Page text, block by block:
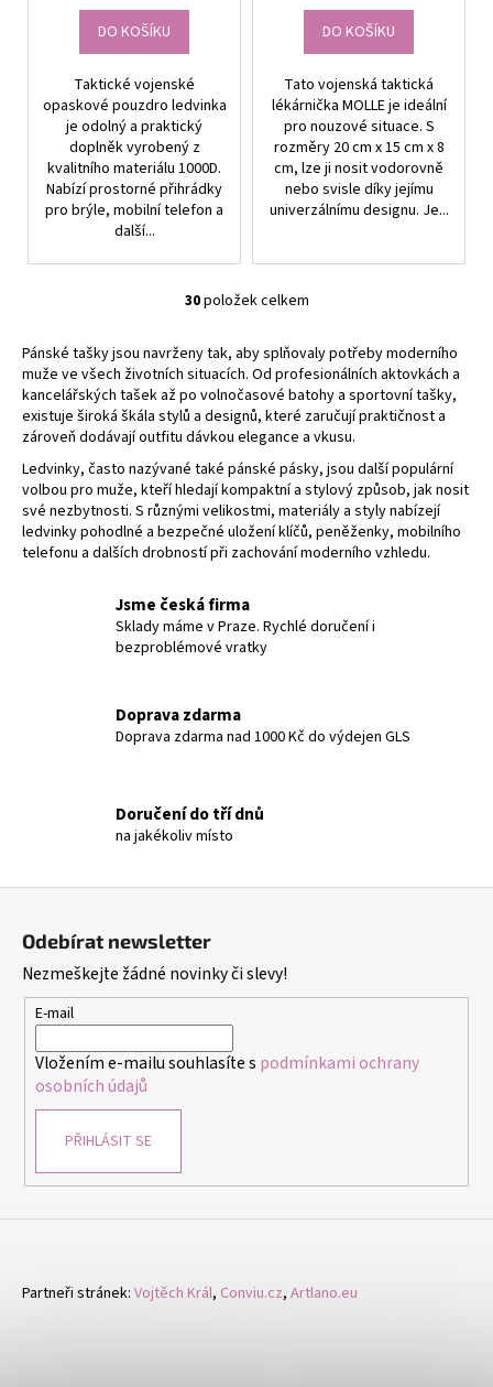
DO KOŠÍKU
Taktické vojenské
opaskové pouzdro ledvinka
je odolný a praktický
doplněk vyrobený z
kvalitního materiálu 1000D.
Nabízí prostorné přihrádky
pro brýle, mobilní telefon a
další...
DO KOŠÍKU
Tato vojenská taktická
lékárnička MOLLE je ideální
pro nouzové situace. S
rozměry 20 cm x 15 cm x 8
cm, lze ji nosit vodorovně
nebo svisle díky jejímu
univerzálnímu designu. Je...
O
l
á
d
a
í
p
r
v
y
v
ý
s
u
30položek celkem
Pánské tašky jsou navrženy tak, aby splňovaly potřeby moderního
muže ve všech životních situacích. Od profesionálních aktovkách a
kancelářských tašek až po volnočasové batohy a sportovní tašky,
existuje široká škála stylů a designů, které zaručují praktičnost a
zároveň dodávají outfitu dávkou elegance a vkusu.
Ledvinky, často nazývané také pánské pásky, jsou další populární
volbou pro muže, kteří hledají kompaktní a stylový způsob, jak nosit
své nezbytnosti. S různými velikostmi, materiály a styly nabízejí
ledvinky pohodlné a bezpečné uložení klíčů, peněženky, mobilního
telefonu a dalších drobností při zachování moderního vzhledu.
Jsme česká firma
Sklady máme v Praze. Rychlé doručení i
bezproblémové vratky
Doprava zdarma
Doprava zdarma nad 1000 Kč do výdejen GLS
Doručení do tří dnů
na jakékoliv místo
Odebírat newsletter
Nezmeškejte žádné novinky či slevy!
E-mail
Vložením e-mailu souhlasíte s podmínkami ochrany
osobních údajů
PŘIHLÁSIT SE
Partneři stránek: Vojtěch Král, Conviu.cz, Artlano.eu